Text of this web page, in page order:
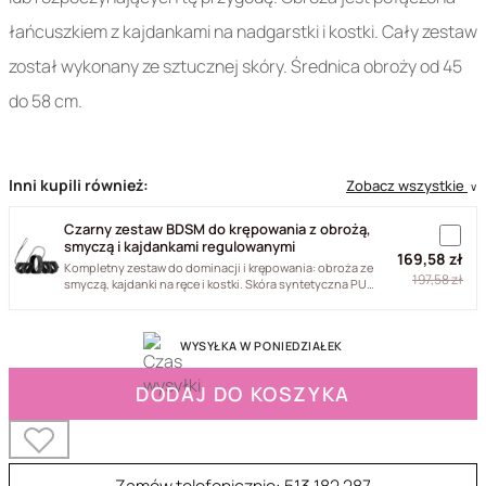
łańcuszkiem z kajdankami na nadgarstki i kostki. Cały zestaw
został wykonany ze sztucznej skóry. Średnica obroży od 45
do 58 cm.
Inni kupili również: Zobacz wszystkie ∨
Czarny zestaw BDSM do krępowania z obrożą,
smyczą i kajdankami regulowanymi
Kompletny zestaw do dominacji i krępowania: obroża ze
smyczą, kajdanki na ręce i kostki. Skóra syntetyczna PU
169,58 zł
197,58 zł
WYSYŁKA W PONIEDZIAŁEK
DODAJ DO KOSZYKA